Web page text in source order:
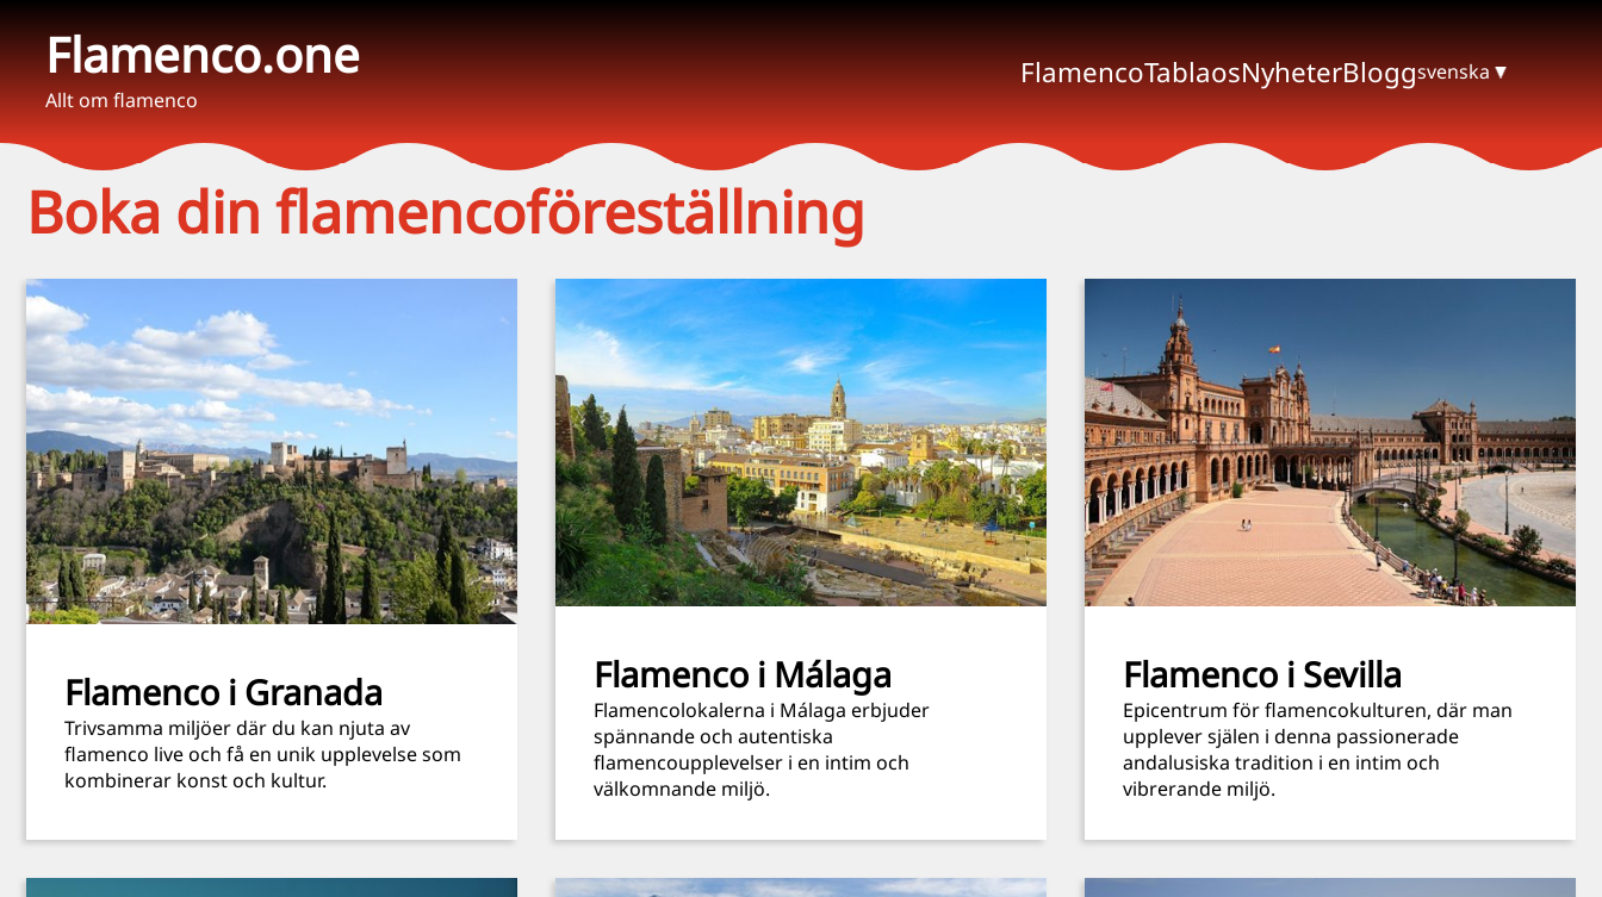
Flamenco.one
Allt om flamenco
FlamencoTablaosNyheterBloggsvenska
Boka din flamencoföreställning
Flamenco i Granada
Trivsamma miljöer där du kan njuta av
flamenco live och få en unik upplevelse som
kombinerar konst och kultur.
Flamenco i Málaga
Flamencolokalerna i Málaga erbjuder
spännande och autentiska
flamencoupplevelser i en intim och
välkomnande miljö.
Flamenco i Sevilla
Epicentrum för flamencokulturen, där man
upplever själen i denna passionerade
andalusiska tradition i en intim och
vibrerande miljö.